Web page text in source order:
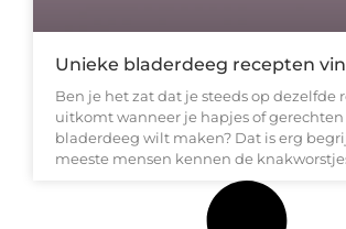
Unieke bladerdeeg recepten
Ben je het zat dat je steeds op dezelfde
uitkomt wanneer je hapjes of
bladerdeeg wilt maken? Dat is erg
meeste mensen kennen de